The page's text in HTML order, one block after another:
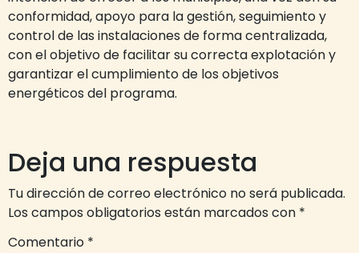
conformidad, apoyo para la gestión, seguimiento y
control de las instalaciones de forma centralizada,
con el objetivo de facilitar su correcta explotación y
garantizar el cumplimiento de los objetivos
energéticos del programa.
Deja una respuesta
Tu dirección de correo electrónico no será publicada.
Los campos obligatorios están marcados con *
Comentario *